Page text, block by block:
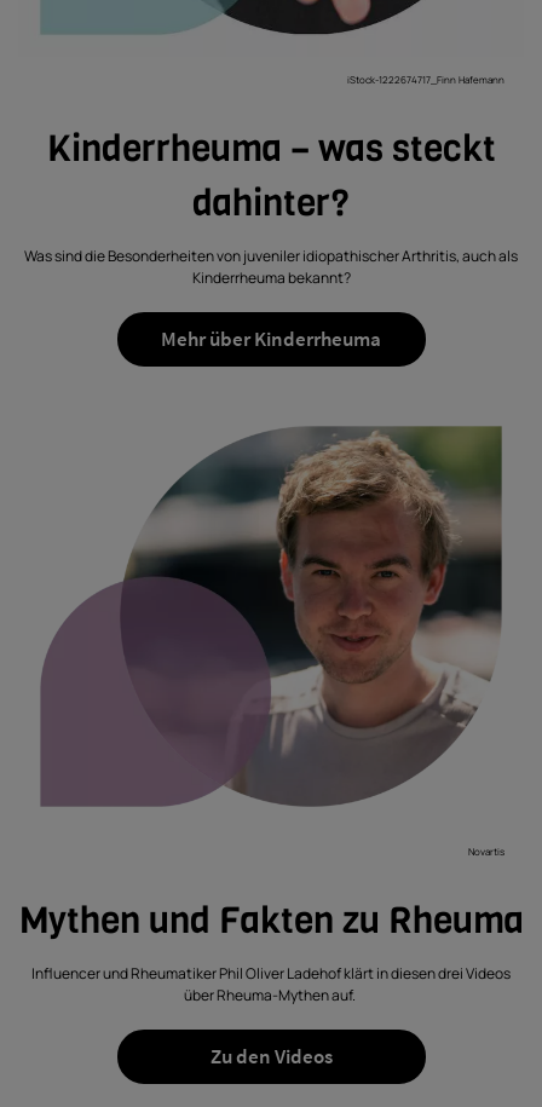
iStock-1222674717_Finn Hafemann
Kinderrheuma – was steckt
dahinter?
Was sind die Besonderheiten von juveniler idiopathischer Arthritis, auch als
Kinderrheuma bekannt?
Mehr über Kinderrheuma
Novartis
Mythen und Fakten zu Rheuma
Influencer und Rheumatiker Phil Oliver Ladehof klärt in diesen drei Videos
über Rheuma-Mythen auf.
Zu den Videos